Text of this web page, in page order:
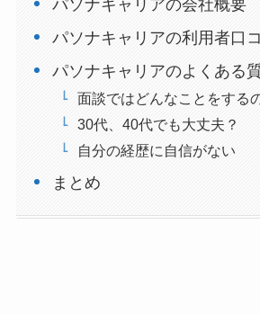
パソナキャリアの会社概要
パソナキャリアの利用者口
パソナキャリアのよくある
面談ではどんなことをする
30代、40代でも大丈夫？
自分の経歴に自信がない
まとめ